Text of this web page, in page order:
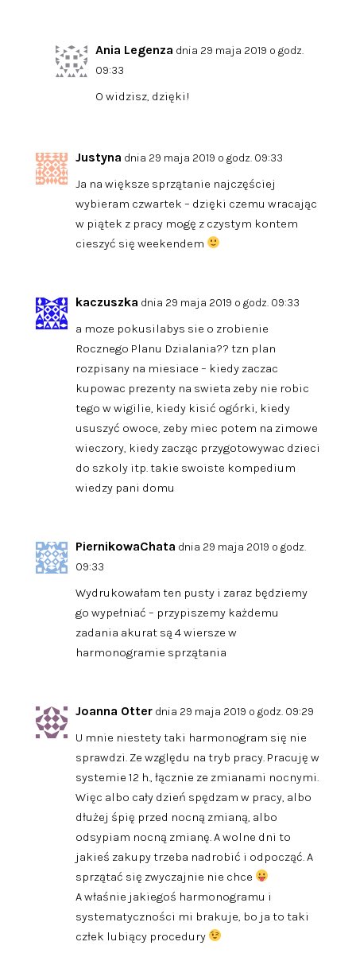
Ania Legenza dnia 29 maja 2019 o godz.
09:33
O widzisz, dzięki!
Justyna dnia 29 maja 2019 o godz. 09:33
Ja na większe sprzątanie najczęściej
wybieram czwartek – dzięki czemu wracając
w piątek z pracy mogę z czystym kontem
cieszyć się weekendem
kaczuszka dnia 29 maja 2019 o godz. 09:33
a moze pokusilabys sie o zrobienie
Rocznego Planu Dzialania?? tzn plan
rozpisany na miesiace – kiedy zaczac
kupowac prezenty na swieta zeby nie robic
tego w wigilie, kiedy kisić ogórki, kiedy
ususzyć owoce, zeby miec potem na zimowe
wieczory, kiedy zacząc przygotowywac dzieci
do szkoly itp. takie swoiste kompedium
wiedzy pani domu
PiernikowaChata dnia 29 maja 2019 o godz.
09:33
Wydrukowałam ten pusty i zaraz będziemy
go wypełniać – przypiszemy każdemu
zadania akurat są 4 wiersze w
harmonogramie sprzątania
Joanna Otter dnia 29 maja 2019 o godz. 09:29
U mnie niestety taki harmonogram się nie
sprawdzi. Ze względu na tryb pracy. Pracuję w
systemie 12 h., łącznie ze zmianami nocnymi.
Więc albo cały dzień spędzam w pracy, albo
dłużej śpię przed nocną zmianą, albo
odsypiam nocną zmianę. A wolne dni to
jakieś zakupy trzeba nadrobić i odpocząć. A
sprzątać się zwyczajnie nie chce
A właśnie jakiegoś harmonogramu i
systematyczności mi brakuje, bo ja to taki
człek lubiący procedury